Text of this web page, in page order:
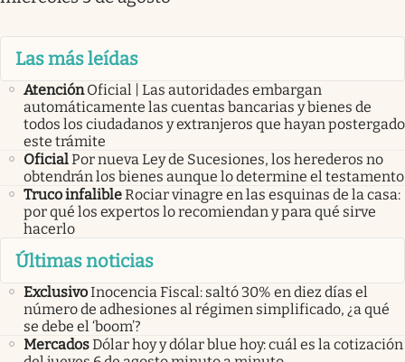
Las más leídas
Atención Oficial | Las autoridades embargan
automáticamente las cuentas bancarias y bienes de
todos los ciudadanos y extranjeros que hayan postergado
este trámite
OficialPor nueva Ley de Sucesiones, los herederos no
obtendrán los bienes aunque lo determine el testamento
Truco infalibleRociar vinagre en las esquinas de la casa:
por qué los expertos lo recomiendan y para qué sirve
hacerlo
Últimas noticias
ExclusivoInocencia Fiscal: saltó 30% en diez días el
número de adhesiones al régimen simplificado, ¿a qué
se debe el ‘boom’?
MercadosDólar hoy y dólar blue hoy: cuál es la cotización